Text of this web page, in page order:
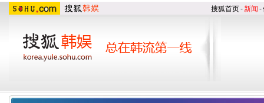
搜狐首页-新闻 -